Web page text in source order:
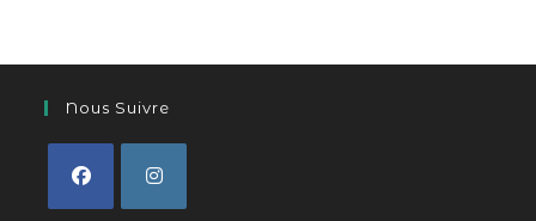
Nous Suivre